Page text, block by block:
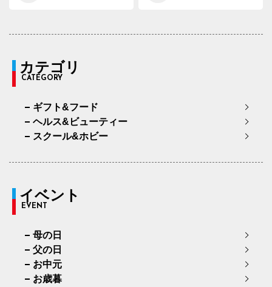
カテゴリ
CATEGORY
ギフト&フード
ヘルス&ビューティー
スクール&ホビー
イベント
EVENT
母の日
父の日
お中元
お歳暮